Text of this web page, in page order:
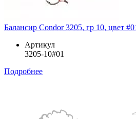
Балансир Condor 3205, гр 10, цвет
Артикул
3205-10#01
Подробнее